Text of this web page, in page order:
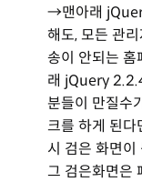
→맨아래
해도, 모든 관
송이 안되는
래 jQuery
분들이 만질수
크를 하게 된다
시 검은 화면이
그 검은화면은